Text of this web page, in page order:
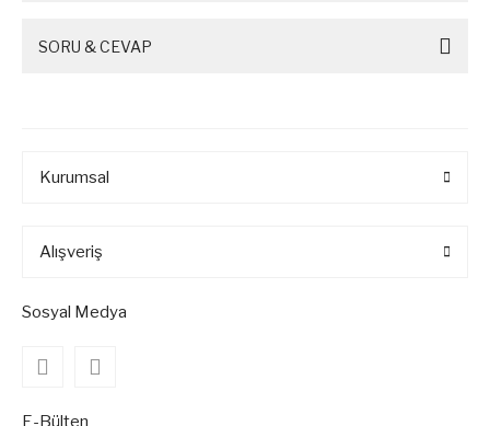
SORU & CEVAP
Kurumsal
Alışveriş
Sosyal Medya
E-Bülten